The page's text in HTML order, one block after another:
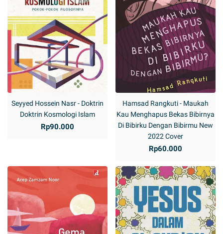
Seyyed Hossein Nasr - Doktrin
Doktrin Kosmologi Islam
Rp90.000
Hamsad Rangkuti - Maukah
Kau Menghapus Bekas Bibirnya
Di Bibirku Dengan Bibirmu New
2022 Cover
Rp60.000